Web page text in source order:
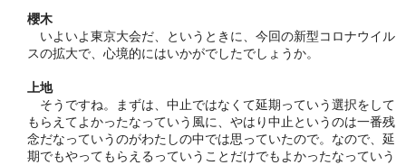
櫻木
いよいよ東京大会だ、というときに、今回の新型コロナウイル
スの拡大で、心境的にはいかがでしたでしょうか。
上地
そうですね。まずは、中止ではなくて延期っていう選択をして
もらえてよかったなっていう風に、やはり中止というのは一番残
念だなっていうのがわたしの中では思っていたので。なので、延
期でもやってもらえるっていうことだけでもよかったなっていう